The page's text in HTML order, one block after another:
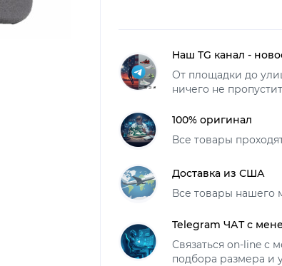
Наш TG канал -
От площадки до
ничего не
100% оригинал
Все товары
Доставка из США
Все товары нашего
Telegram ЧАТ с
Связаться on-line с
подбора размера и